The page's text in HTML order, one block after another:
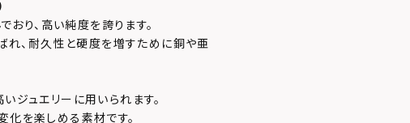
り、高い純度を誇ります。
れ、耐久性と硬度を増すために銅や亜
ジュエリーに用いられます。
化を楽しめる素材です。